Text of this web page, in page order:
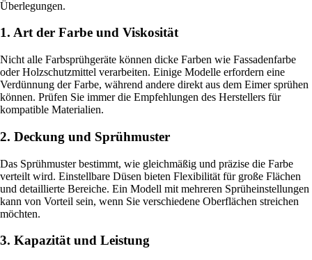
Überlegungen.
1. Art der Farbe und Viskosität
Nicht alle Farbsprühgeräte können dicke Farben wie Fassadenfarbe
oder Holzschutzmittel verarbeiten. Einige Modelle erfordern eine
Verdünnung der Farbe, während andere direkt aus dem Eimer sprühen
können. Prüfen Sie immer die Empfehlungen des Herstellers für
kompatible Materialien.
2. Deckung und Sprühmuster
Das Sprühmuster bestimmt, wie gleichmäßig und präzise die Farbe
verteilt wird. Einstellbare Düsen bieten Flexibilität für große Flächen
und detaillierte Bereiche. Ein Modell mit mehreren Sprüheinstellungen
kann von Vorteil sein, wenn Sie verschiedene Oberflächen streichen
möchten.
3. Kapazität und Leistung